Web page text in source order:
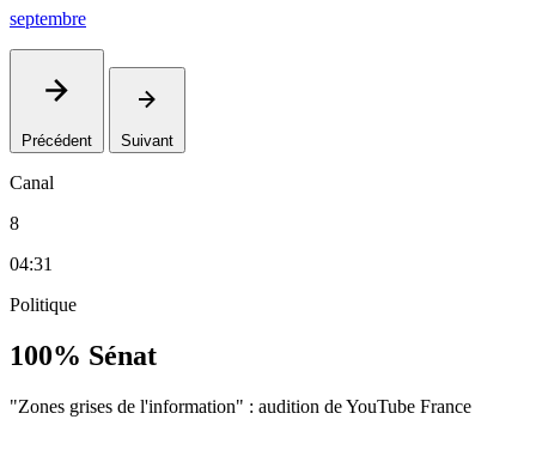
septembre
Précédent Suivant
Canal
8
04:31
Politique
100% Sénat
"Zones grises de l'information" : audition de YouTube France